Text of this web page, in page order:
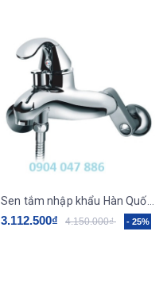
3.112.500₫ 4.150.000₫ - 25%